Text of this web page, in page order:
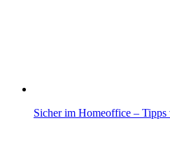
Sicher im Homeoffice – Tipps